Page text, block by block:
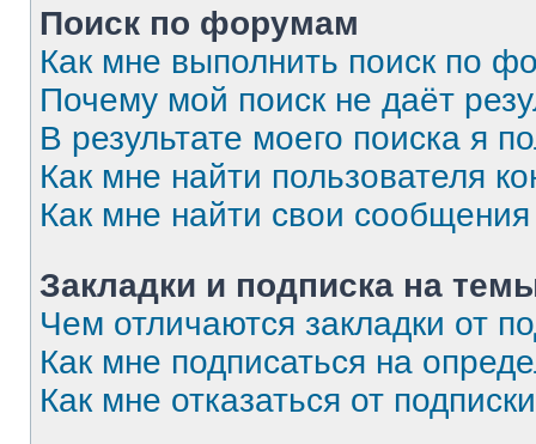
Поиск по форумам
Как мне выполнить поиск по
Почему мой поиск не даёт
В результате моего поиска я
Как мне найти пользователя
Как мне найти свои
Закладки и подписка на
Чем отличаются закладки от
Как мне подписаться на
Как мне отказаться от